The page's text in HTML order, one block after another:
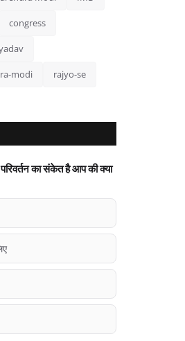
congress
modi rajyo-se
का संकेत है आप की क्या